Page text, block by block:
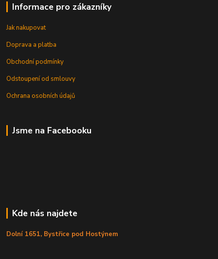
Informace pro zákazníky
Jak nakupovat
Doprava a platba
Obchodní podmínky
Odstoupení od smlouvy
Ochrana osobních údajů
Jsme na Facebooku
Kde nás najdete
Dolní 1651, Bystřice pod Hostýnem